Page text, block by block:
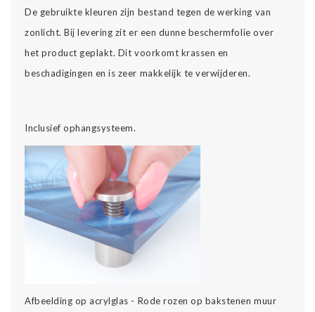
De gebruikte kleuren zijn bestand tegen de werking van
zonlicht. Bij levering zit er een dunne beschermfolie over
het product geplakt. Dit voorkomt krassen en
beschadigingen en is zeer makkelijk te verwijderen.
Inclusief ophangsysteem.
Afbeelding op acrylglas - Rode rozen op bakstenen muur